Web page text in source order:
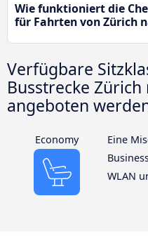
Wie funktioniert die
für Fahrten von Zürich
Verfügbare
Busstrecke Zürich
angeboten
Economy
Eine
WLAN